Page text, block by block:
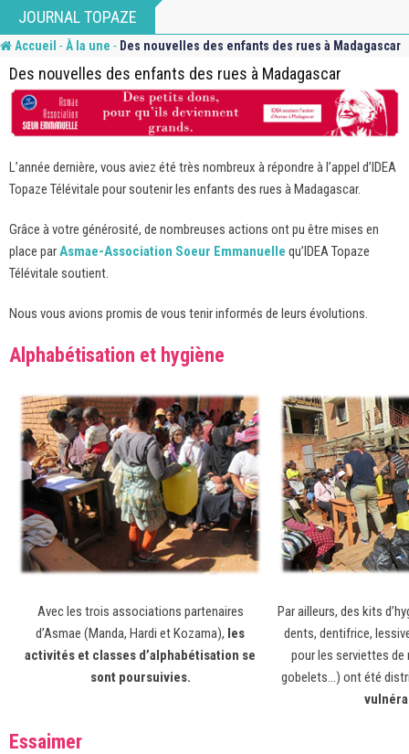
to
content
JOURNAL TOPAZE
Accueil -À la une - Des nouvelles des enfants des rues à Madagascar
Des nouvelles des enfants des rues à Madagascar
L’année dernière, vous aviez été très nombreux à répondre à l’appel d’IDEA
Topaze Télévitale pour soutenir les enfants des rues à Madagascar.
Grâce à votre générosité, de nombreuses actions ont pu être mises en
place parAsmae-Association Soeur Emmanuelle qu’IDEA Topaze
Télévitale soutient.
Nous vous avions promis de vous tenir informés de leurs évolutions.
Alphabétisation et hygiène
Avec les trois associations partenaires
d’Asmae (Manda, Hardi et Kozama), les
activités et classes d’alphabétisation se
sont poursuivies.
Par ailleurs, des kits
dents, dentifrice,
pour les serviettes
gobelets…) ont été
Essaimer